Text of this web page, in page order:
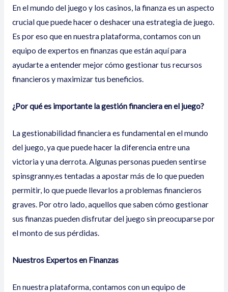
En el mundo del juego y los casinos, la finanza es un aspecto
crucial que puede hacer o deshacer una estrategia de juego.
Es por eso que en nuestra plataforma, contamos con un
equipo de expertos en finanzas que están aquí para
ayudarte a entender mejor cómo gestionar tus recursos
financieros y maximizar tus beneficios.
¿Por qué es importante la gestión financiera en el juego?
La gestionabilidad financiera es fundamental en el mundo
del juego, ya que puede hacer la diferencia entre una
victoria y una derrota. Algunas personas pueden sentirse
spinsgranny.es tentadas a apostar más de lo que pueden
permitir, lo que puede llevarlos a problemas financieros
graves. Por otro lado, aquellos que saben cómo gestionar
sus finanzas pueden disfrutar del juego sin preocuparse por
el monto de sus pérdidas.
Nuestros Expertos en Finanzas
En nuestra plataforma, contamos con un equipo de